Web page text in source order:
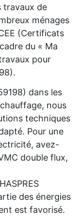
travaux de
ménages
(Certificats
du « Ma
pour
dans les
nous
techniques
Pour une
avez-
double flux,
des énergies
est favorisé.